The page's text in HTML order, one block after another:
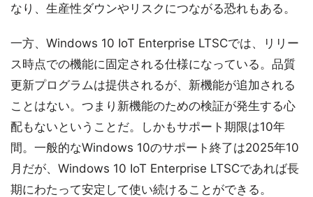
なり、生産性ダウンやリスクにつながる恐れもある。
一方、Windows 10 IoT Enterprise LTSCでは、リリー
ス時点での機能に固定される仕様になっている。品質
更新プログラムは提供されるが、新機能が追加される
ことはない。つまり新機能のための検証が発生する心
配もないということだ。しかもサポート期限は10年
間。一般的なWindows 10のサポート終了は2025年10
月だが、Windows 10 IoT Enterprise LTSCであれば長
期にわたって安定して使い続けることができる。